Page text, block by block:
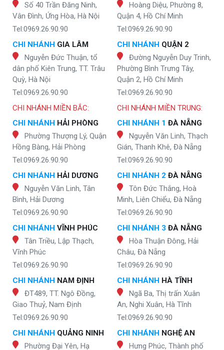
Số 40 Trần Đăng Ninh,
Vân Đình, Ứng Hòa, Hà Nội
Tel:0969.26.90.90
CHI NHÁNH GIA LÂM
Nguyễn Đức Thuận, tổ
dân phố Kiên Trung, TT. Trâu
Quỳ, Hà Nội
Tel:0969.26.90.90
Hoàng Diệu, Phường 8,
Quận 4, Hồ Chí Minh
Tel:0969.26.90.90
CHI NHÁNH QUẬN 2
Đường Nguyễn Duy Trinh,
Phường Bình Trưng Tây,
Quận 2, Hồ Chí Minh
Tel:0969.26.90.90
CHI NHÁNH MIỀN BẮC:
CHI NHÁNH HẢI PHÒNG
Phường Thượng Lý, Quận
Hồng Bàng, Hải Phòng
Tel:0969.26.90.90
CHI NHÁNH HẢI DƯƠNG
Nguyễn Văn Linh, Tân
Bình, Hải Dương
Tel:0969.26.90.90
CHI NHÁNH VĨNH PHÚC
Tân Triều, Lập Thạch,
Vĩnh Phúc
Tel:0969.26.90.90
CHI NHÁNH NAM ĐỊNH
ĐT489, TT. Ngô Đồng,
Giao Thuỷ, Nam Định
Tel:0969.26.90.90
CHI NHÁNH QUẢNG NINH
Phường Đại Yên, Hạ
CHI NHÁNH MIỀN TRUNG:
CHI NHÁNH 1 ĐÀ NẴNG
Nguyễn Văn Linh, Thạch
Gián, Thanh Khê, Đà Nẵng
Tel:0969.26.90.90
CHI NHÁNH 2 ĐÀ NẴNG
Tôn Đức Thắng, Hoà
Minh, Liên Chiểu, Đà Nẵng
Tel:0969.26.90.90
CHI NHÁNH 3 ĐÀ NẴNG
Hòa Thuận Đông, Hải
Châu, Đà Nẵng
Tel:0969.26.90.90
CHI NHÁNH HÀ TĨNH
Ngã Ba, Thị trấn Xuân
An, Nghi Xuân, Hà Tĩnh
Tel:0969.26.90.90
CHI NHÁNH NGHỆ AN
Hưng Phúc, Thành phố